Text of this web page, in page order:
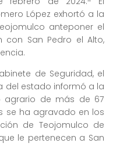
López exhortó a la
anteponer el
San Pedro el Alto,
de Seguridad, el
del estado informó a la
agrario de más de 67
se ha agravado en los
de Teojomulco de
le pertenecen a San